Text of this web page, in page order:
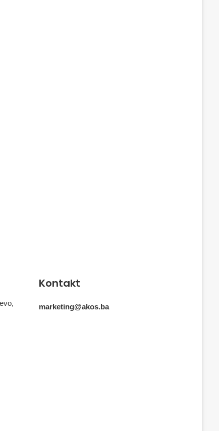
Kontakt
marketing@akos.ba